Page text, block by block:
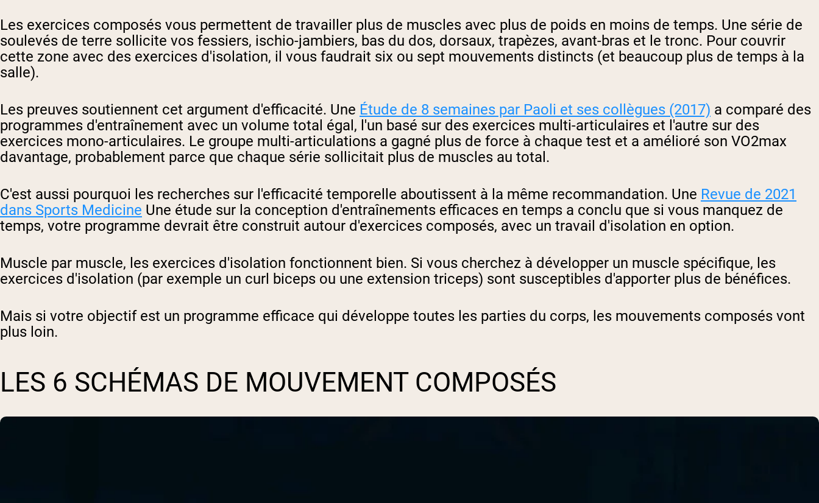
Les exercices composés vous permettent de travailler plus de muscles avec plus de poids en moins de temps. Une série de
soulevés de terre sollicite vos fessiers, ischio-jambiers, bas du dos, dorsaux, trapèzes, avant-bras et le tronc. Pour couvrir
cette zone avec des exercices d'isolation, il vous faudrait six ou sept mouvements distincts (et beaucoup plus de temps à la
salle).
Les preuves soutiennent cet argument d'efficacité. Une Étude de 8 semaines par Paoli et ses collègues (2017) a comparé des
programmes d'entraînement avec un volume total égal, l'un basé sur des exercices multi-articulaires et l'autre sur des
exercices mono-articulaires. Le groupe multi-articulations a gagné plus de force à chaque test et a amélioré son VO2max
davantage, probablement parce que chaque série sollicitait plus de muscles au total.
C'est aussi pourquoi les recherches sur l'efficacité temporelle aboutissent à la même recommandation. Une Revue de 2021
dans Sports Medicine Une étude sur la conception d'entraînements efficaces en temps a conclu que si vous manquez de
temps, votre programme devrait être construit autour d'exercices composés, avec un travail d'isolation en option.
Muscle par muscle, les exercices d'isolation fonctionnent bien. Si vous cherchez à développer un muscle spécifique, les
exercices d'isolation (par exemple un curl biceps ou une extension triceps) sont susceptibles d'apporter plus de bénéfices.
Mais si votre objectif est un programme efficace qui développe toutes les parties du corps, les mouvements composés vont
plus loin.
LES 6 SCHÉMAS DE MOUVEMENT COMPOSÉS